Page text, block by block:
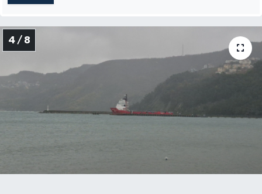
4 / 8